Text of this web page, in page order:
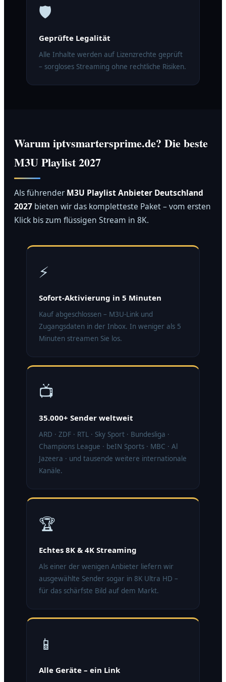
🛡️
Geprüfte Legalität
Alle Inhalte werden auf Lizenzrechte geprüft
– sorgloses Streaming ohne rechtliche Risiken.
Warum iptvsmartersprime.de? Die beste
M3U Playlist 2027
Als führender M3U Playlist Anbieter Deutschland
2027 bieten wir das kompletteste Paket – vom ersten
Klick bis zum flüssigen Stream in 8K.
⚡
Sofort-Aktivierung in 5 Minuten
Kauf abgeschlossen – M3U-Link und
Zugangsdaten in der Inbox. In weniger als 5
Minuten streamen Sie los.
📺
35.000+ Sender weltweit
ARD · ZDF · RTL · Sky Sport · Bundesliga ·
Champions League · beIN Sports · MBC · Al
Jazeera · und tausende weitere internationale
Kanäle.
🏆
Echtes 8K & 4K Streaming
Als einer der wenigen Anbieter liefern wir
ausgewählte Sender sogar in 8K Ultra HD –
für das schärfste Bild auf dem Markt.
📱
Alle Geräte – ein Link